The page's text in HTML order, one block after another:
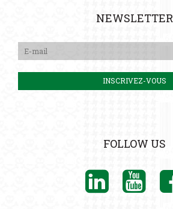
NEWSLETTER
FOLLOW US